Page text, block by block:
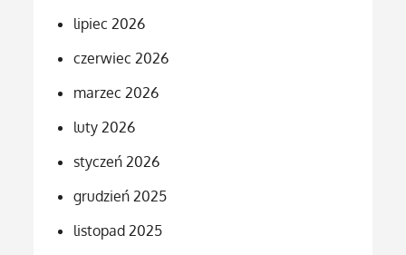
lipiec 2026
czerwiec 2026
marzec 2026
luty 2026
styczeń 2026
grudzień 2025
listopad 2025